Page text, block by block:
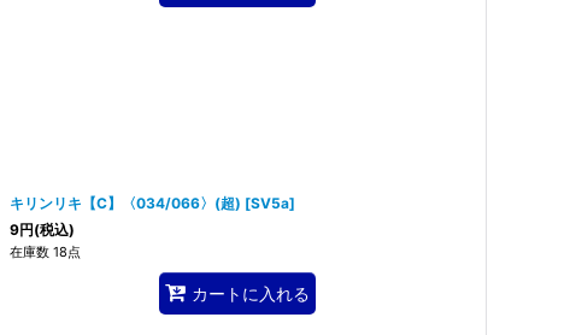
キリンリキ【C】〈034/066〉(超) [SV5a]
9円(税込)
在庫数 18点
カートに入れる